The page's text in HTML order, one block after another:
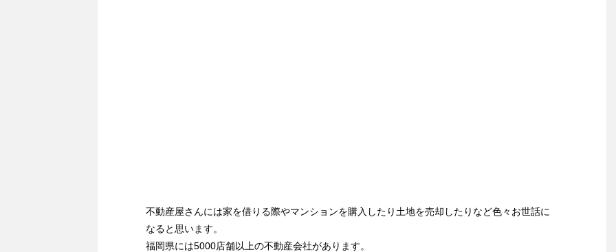
不動産屋さんには家を借りる際やマンションを購入したり土地を売却したりなど色々お世話に
なると思います。
福岡県には5000店舗以上の不動産会社があります。